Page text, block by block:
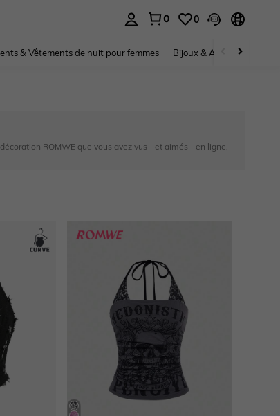
0 0
& Vêtements de nuit pour femmes Bijoux & Accessoires pour
ROMWE que vous avez vus - et aimés - en ligne,